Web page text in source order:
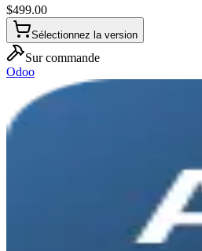
$499.00
Sélectionnez la version
Sur commande
Odoo